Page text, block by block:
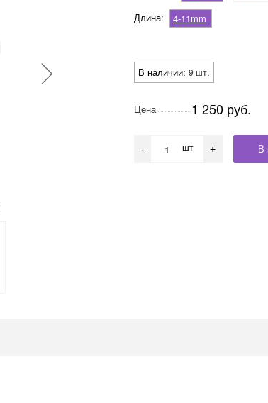
Длина:
4-11mm
В наличии: 9 шт.
Цена 1 250 руб.
- шт + В